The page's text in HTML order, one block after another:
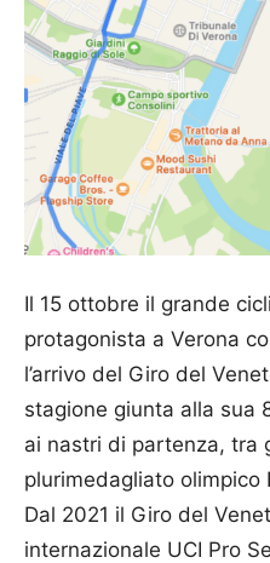
Il 15 ottobre il grande
protagonista a Verona
l’arrivo del Giro del
stagione giunta alla sua
ai nastri di partenza, tra
plurimedagliato olimpico
Dal 2021 il Giro del
internazionale UCI Pro